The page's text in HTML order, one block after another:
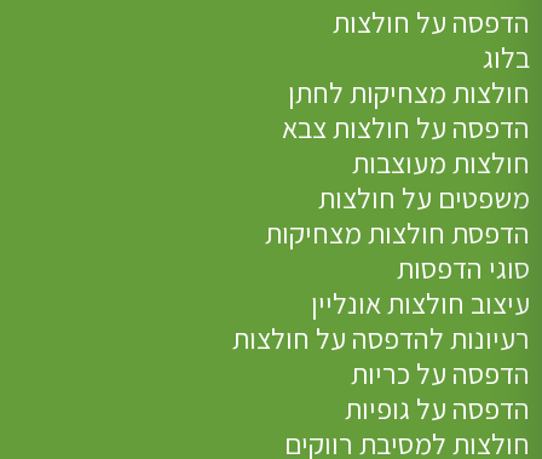
הדפסה על חולצות
בלוג
חולצות מצחיקות לחתן
הדפסה על חולצות צבא
חולצות מעוצבות
משפטים על חולצות
הדפסת חולצות מצחיקות
סוגי הדפסות
עיצוב חולצות אונליין
רעיונות להדפסה על חולצות
הדפסה על כריות
הדפסה על גופיות
חולצות למסיבת רווקים